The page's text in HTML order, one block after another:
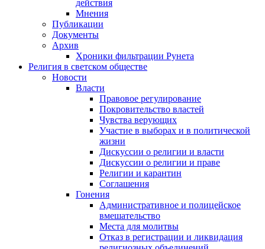
действия
Мнения
Публикации
Документы
Архив
Хроники фильтрации Рунета
Религия в светском обществе
Новости
Власти
Правовое регулирование
Покровительство властей
Чувства верующих
Участие в выборах и в политической
жизни
Дискуссии о религии и власти
Дискуссии о религии и праве
Религии и карантин
Соглашения
Гонения
Административное и полицейское
вмешательство
Места для молитвы
Отказ в регистрации и ликвидация